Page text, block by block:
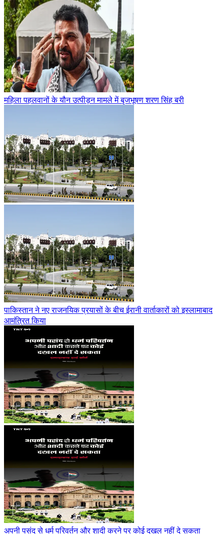
महिला पहलवानों के यौन उत्पीड़न मामले में बृजभूषण शरण सिंह बरी
पाकिस्तान ने नए राजनयिक प्रयासों के बीच ईरानी वार्ताकारों को इस्लामाबाद
आमंत्रित किया
अपनी पसंद से धर्म परिवर्तन और शादी करने पर कोई दखल नहीं दे सकता